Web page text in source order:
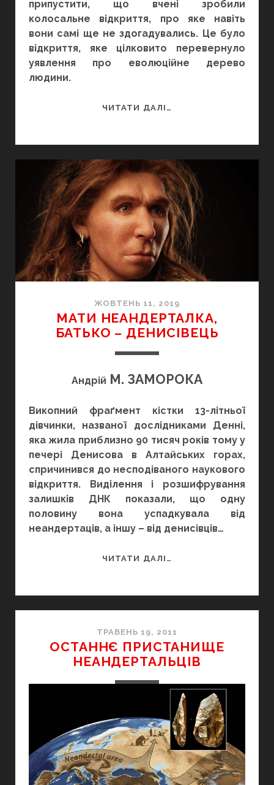
припустити, що вчені зробили
колосальне відкриття, про яке навіть
вони самі ще не здогадувались. Це було
відкриття, яке цілковито перевернуло
уявлення про еволюційне дерево
людини.
ЧИТАТИ ДАЛІ…
ДЕНИСІВЦІ
ПЕРЕПИСАЛИ
ІСТОРІЮ
ЛЮДСЬКОЇ
ЕВОЛЮЦІЇ
ЖОВТЕНЬ 11, 2019
МАТИ НЕАНДЕРТАЛКА,
БАТЬКО – ДЕНИСІВЕЦЬ
Андрій М. ЗАМОРОКА
Викопний фраґмент кістки 13-літньої
дівчинки, названої дослідниками Денні,
яка жила приблизно 90 тисяч років тому у
печері Денисова в Алтайських горах,
спричинився до несподіваного наукового
відкриття. Виділення і розшифрування
залишків ДНК показали, що одну
половину вона успадкувала від
неандертаців, а іншу – від денисівців…
ЧИТАТИ ДАЛІ…
ТРАВЕНЬ 19, 2011
ОСТАННЄ ПРИСТАНИЩЕ
НЕАНДЕРТАЛЬЦІВ